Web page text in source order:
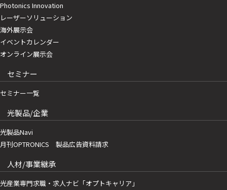
Photonics Innovation
レーザーソリューション
海外展示会
イベントカレンダー
オンライン展示会
セミナー
セミナー一覧
光製品/企業
光製品Navi
月刊OPTRONICS 製品広告資料請求
人材/事業継承
光産業専門求職・求人ナビ「オプトキャリア」